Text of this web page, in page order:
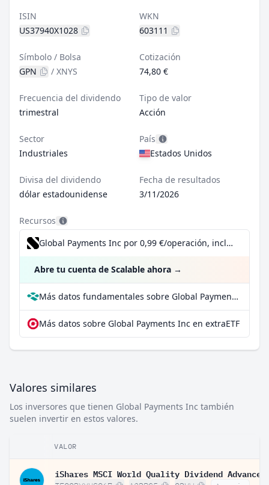
ISIN
US37940X1028
WKN
603111
Símbolo / Bolsa
GPN
/ XNYS
Cotización
74,80 €
Frecuencia del dividendo
trimestral
Tipo de valor
Acción
Sector
Industriales
País
Estados Unidos
Divisa del dividendo
dólar estadounidense
Fecha de resultados
3/11/2026
Recursos
Global Payments Inc por 0,99 €/operación, incluido el Dividend Reinvestment Plan
Abre tu cuenta de Scalable ahora →
Más datos fundamentales sobre Global Payments Inc en Parqet
Más datos sobre Global Payments Inc en extraETF
Valores similares
Los inversores que tienen Global Payments Inc también
suelen invertir en estos valores.
VALOR